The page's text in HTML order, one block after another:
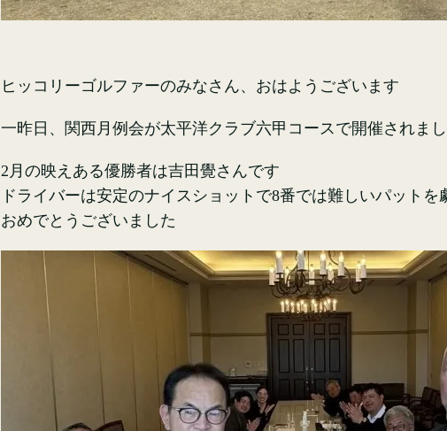
ヒッコリーゴルファーのみなさん、おはようございます
一昨日、関西月例会が太平洋クラブ六甲コースで開催されま
2月の映えある優勝者は吉田覺さんです
ドライバーは安定のナイスショットで8番では難しいパット
おめでとうございました